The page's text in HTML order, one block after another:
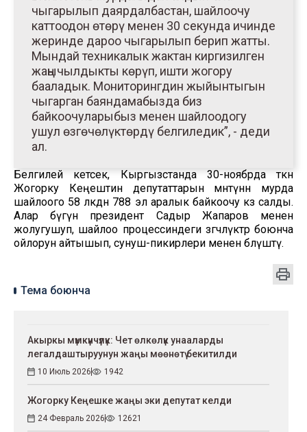
чыгарылып даярдалбастан, шайлоочу
каттоодон өтөрү менен 30 секунда ичинде
жеринде дароо чыгарылып берип жатты.
Мындай техникалык жактан киргизилген
жаңычылдыкты көрүп, ишти жогору
бааладык. Мониторингдин жыйынтыгын
чыгарган баяндамабызда биз
байкоочуларыбыз менен шайлоодогу
ушул өзгөчөлүктөрдү белгиледик”, - деди
ал.
Белгилей кетсек, Кыргызстанда 30-ноябрда өткөн
Жогорку Кеңештин депутаттарын мөөнөтүнөн мурда
шайлоого 58 өлкөдөн 788 эл аралык байкоочу көз салды.
Алар бүгүн президент Садыр Жапаров менен
жолугушуп, шайлоо процессиндеги өзгөчөлүктөр боюнча
ойлорун айтышып, сунуш-пикирлери менен бөлүштү.
Тема боюнча
Акыркы мүмкүнчүлүк: Чет өлкөлүк унааларды
легалдаштыруунун жаңы мөөнөтү бекитилди
10 Июль 2026 1942
Жогорку Кеңешке жаңы эки депутат келди
24 Февраль 2026 12621